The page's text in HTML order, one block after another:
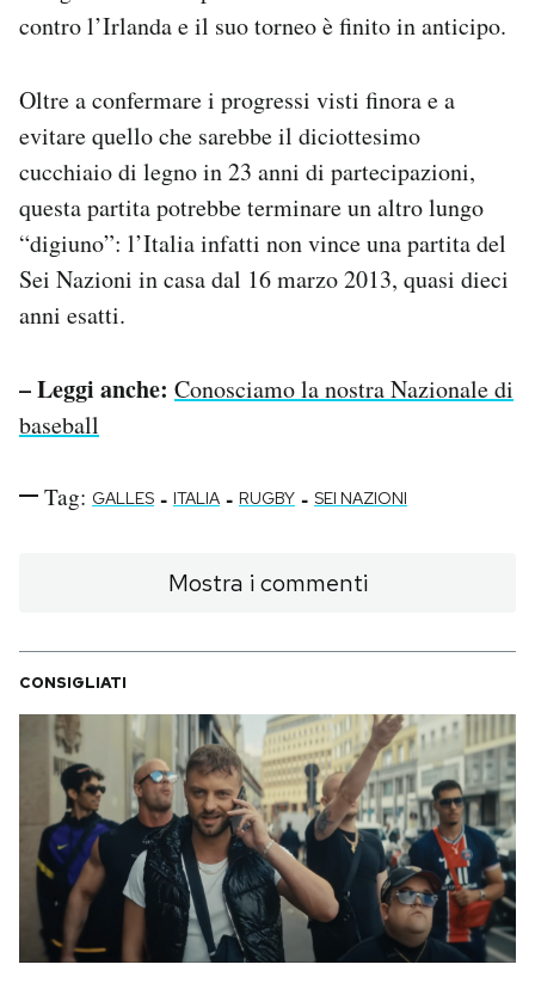
contro l’Irlanda e il suo torneo è finito in anticipo.
Oltre a confermare i progressi visti finora e a
evitare quello che sarebbe il diciottesimo
cucchiaio di legno in 23 anni di partecipazioni,
questa partita potrebbe terminare un altro lungo
“digiuno”: l’Italia infatti non vince una partita del
Sei Nazioni in casa dal 16 marzo 2013, quasi dieci
anni esatti.
– Leggi anche: Conosciamo la nostra Nazionale di
baseball
Tag: GALLES - ITALIA - RUGBY - SEI NAZIONI
Mostra i commenti
CONSIGLIATI